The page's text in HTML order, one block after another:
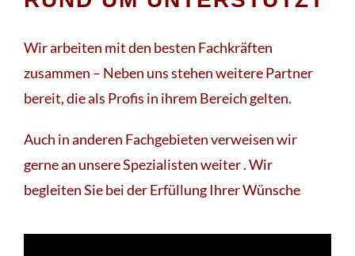
Wir arbeiten mit den besten Fachkräften
zusammen – Neben uns stehen weitere Partner
bereit, die als Profis in ihrem Bereich gelten.
Auch in anderen Fachgebieten verweisen wir
gerne an unsere Spezialisten weiter . Wir
begleiten Sie bei der Erfüllung Ihrer Wünsche